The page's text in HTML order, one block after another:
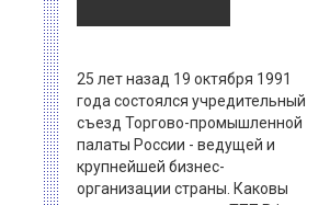
25 лет назад 19 октября 1991
года состоялся учредительный
съезд Торгово-промышленной
палаты России - ведущей и
крупнейшей бизнес-
организации страны. Каковы